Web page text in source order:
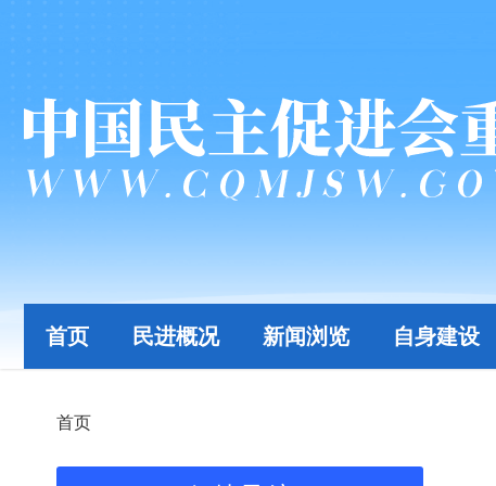
首页 民进概况 新闻浏览 自身建设
首页